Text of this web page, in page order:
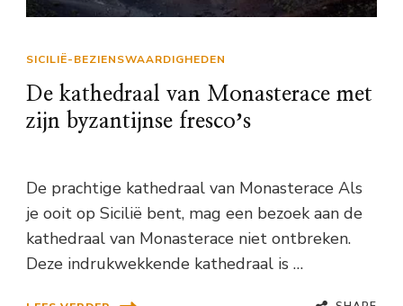
SICILIË-BEZIENSWAARDIGHEDEN
De kathedraal van Monasterace met
zijn byzantijnse frescoʼs
De prachtige kathedraal van Monasterace Als
je ooit op Sicilië bent, mag een bezoek aan de
kathedraal van Monasterace niet ontbreken.
Deze indrukwekkende kathedraal is …